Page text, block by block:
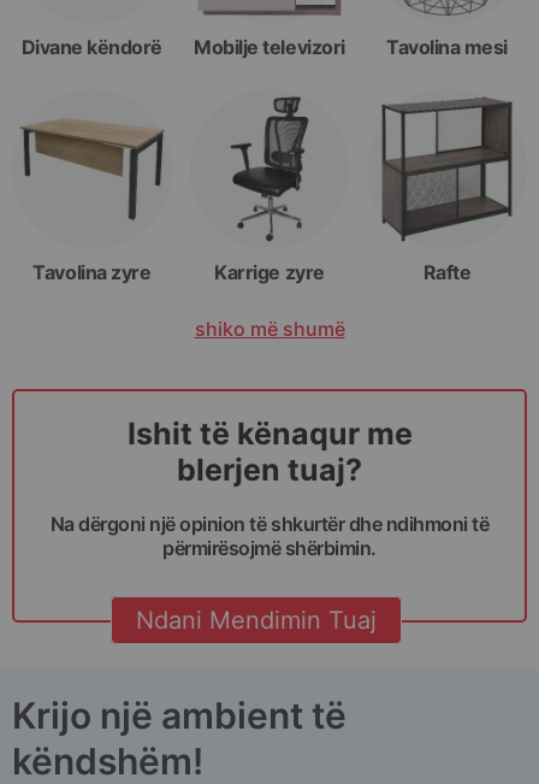
Divane këndorë Mobilje televizori Tavolina mesi
Tavolina zyre Karrige zyre Rafte
shiko më shumë
Ishit të kënaqur me
blerjen tuaj?
Na dërgoni një opinion të shkurtër dhe ndihmoni të
përmirësojmë shërbimin.
Ndani Mendimin Tuaj
Krijo një ambient të
këndshëm!